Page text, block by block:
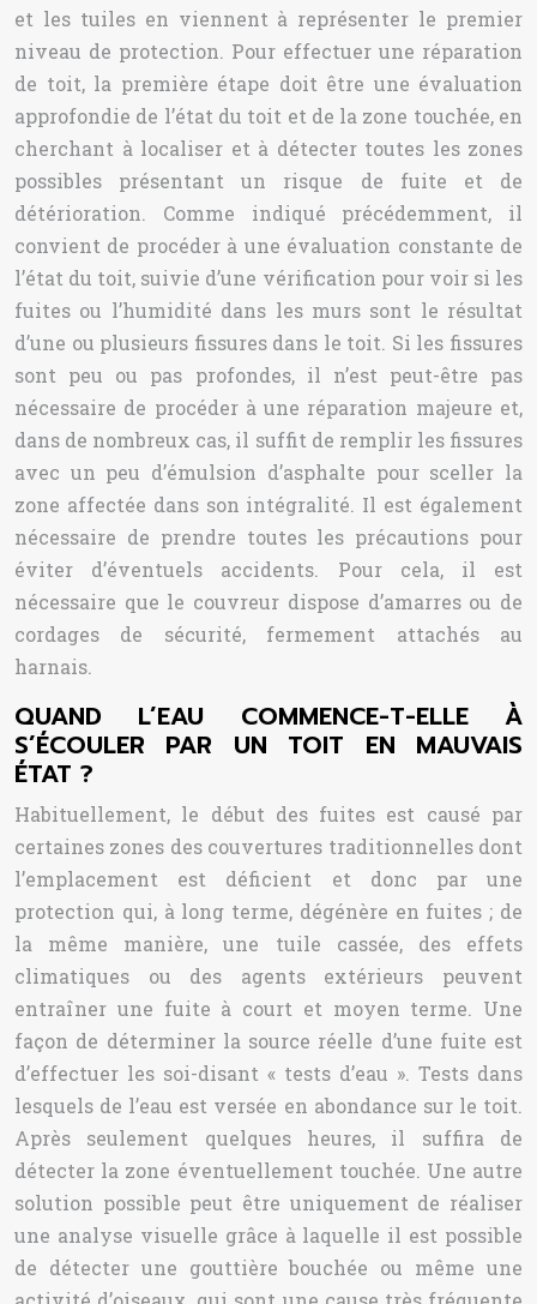
et les tuiles en viennent à représenter le premier
niveau de protection. Pour effectuer une réparation
de toit, la première étape doit être une évaluation
approfondie de l’état du toit et de la zone touchée, en
cherchant à localiser et à détecter toutes les zones
possibles présentant un risque de fuite et de
détérioration. Comme indiqué précédemment, il
convient de procéder à une évaluation constante de
l’état du toit, suivie d’une vérification pour voir si les
fuites ou l’humidité dans les murs sont le résultat
d’une ou plusieurs fissures dans le toit. Si les fissures
sont peu ou pas profondes, il n’est peut-être pas
nécessaire de procéder à une réparation majeure et,
dans de nombreux cas, il suffit de remplir les fissures
avec un peu d’émulsion d’asphalte pour sceller la
zone affectée dans son intégralité. Il est également
nécessaire de prendre toutes les précautions pour
éviter d’éventuels accidents. Pour cela, il est
nécessaire que le couvreur dispose d’amarres ou de
cordages de sécurité, fermement attachés au
harnais.
QUAND L’EAU COMMENCE-T-ELLE À
S’ÉCOULER PAR UN TOIT EN MAUVAIS
ÉTAT ?
Habituellement, le début des fuites est causé par
certaines zones des couvertures traditionnelles dont
l’emplacement est déficient et donc par une
protection qui, à long terme, dégénère en fuites ; de
la même manière, une tuile cassée, des effets
climatiques ou des agents extérieurs peuvent
entraîner une fuite à court et moyen terme. Une
façon de déterminer la source réelle d’une fuite est
d’effectuer les soi-disant « tests d’eau ». Tests dans
lesquels de l’eau est versée en abondance sur le toit.
Après seulement quelques heures, il suffira de
détecter la zone éventuellement touchée. Une autre
solution possible peut être uniquement de réaliser
une analyse visuelle grâce à laquelle il est possible
de détecter une gouttière bouchée ou même une